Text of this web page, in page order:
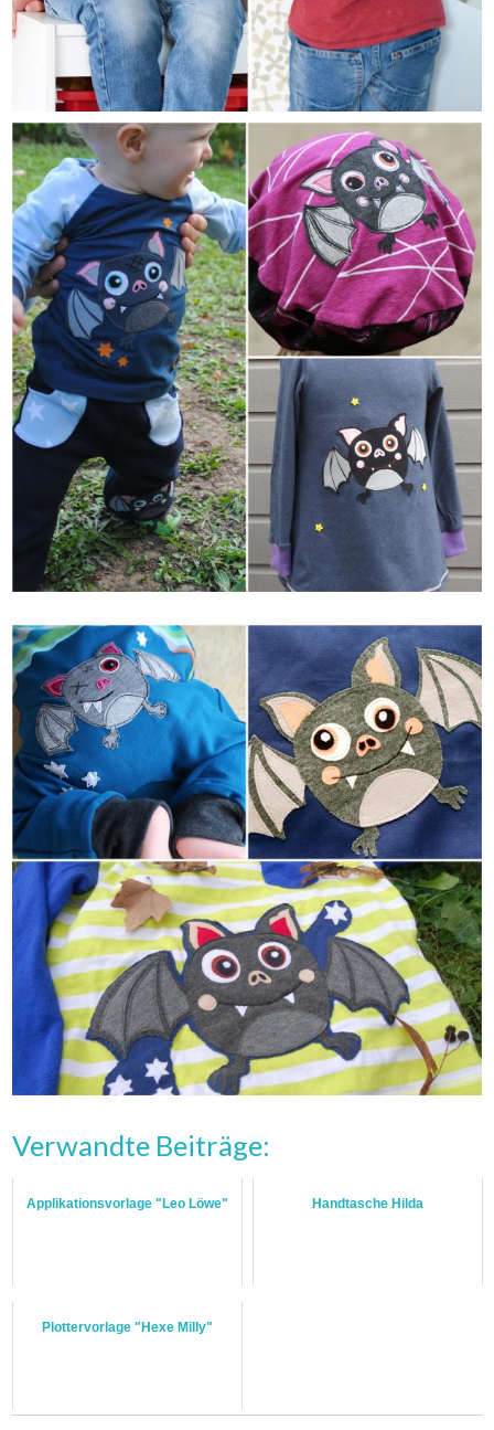
Verwandte Beiträge:
Applikationsvorlage "Leo Löwe" Handtasche Hilda
Plottervorlage "Hexe Milly"